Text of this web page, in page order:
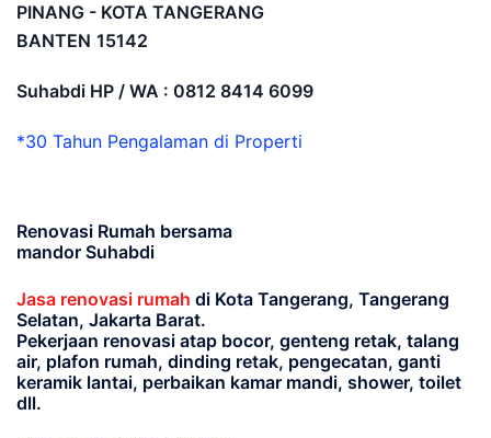
PINANG - KOTA TANGERANG
BANTEN 15142
Suhabdi HP / WA : 0812 8414 6099
*30 Tahun Pengalaman di Properti
Renovasi Rumah bersama
mandor Suhabdi
Jasa renovasi rumah di Kota Tangerang, Tangerang
Selatan, Jakarta Barat.
Pekerjaan renovasi atap bocor, genteng retak, talang
air, plafon rumah, dinding retak, pengecatan, ganti
keramik lantai, perbaikan kamar mandi, shower, toilet
dll.